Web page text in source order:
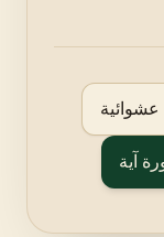
عشوائية
آية